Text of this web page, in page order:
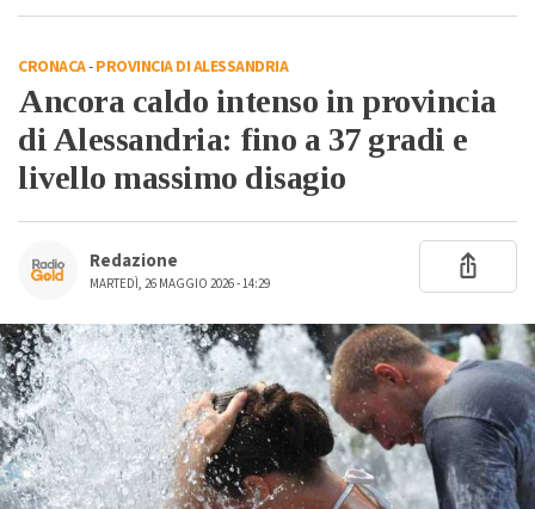
CRONACA-PROVINCIA DI ALESSANDRIA
Ancora caldo intenso in provincia
di Alessandria: fino a 37 gradi e
livello massimo disagio
Redazione
MARTEDÌ, 26 MAGGIO 2026 - 14:29